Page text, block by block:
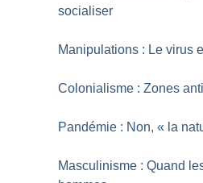
socialiser
Manipulations : Le virus
Colonialisme : Zones
Pandémie : Non, « la
Masculinisme : Quand